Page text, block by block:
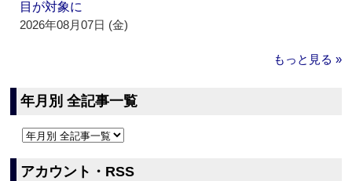
目が対象に
2026年08月07日 (金)
もっと見る »
年月別 全記事一覧
アカウント・RSS